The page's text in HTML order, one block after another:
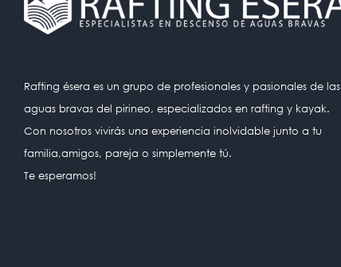
Rafting ésera es un grupo de profesionales y pasionales de las
aguas bravas del pirineo, especializados en rafting y kayak.
Con nosotros vivirás una experiencia inolvidable junto a tu
familia,amigos, pareja o simplemente tú.
Te esperamos!